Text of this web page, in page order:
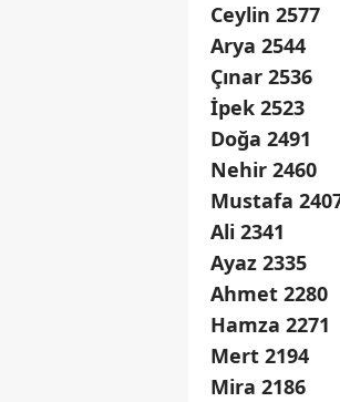
Ceylin 2577
Arya 2544
Çınar 2536
İpek 2523
Doğa 2491
Nehir 2460
Mustafa
Ali 2341
Ayaz 2335
Ahmet 2280
Hamza 2271
Mert 2194
Mira 2186